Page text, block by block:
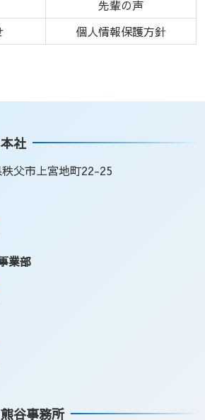
先輩の声
個人情報保護方針
社
父市上宮地町22-25
業部
谷事務所